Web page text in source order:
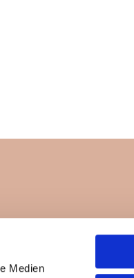
Medien
um-die-